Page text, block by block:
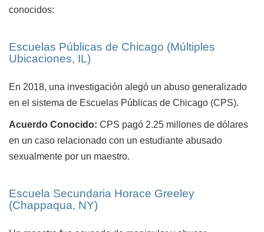
conocidos:
Escuelas Públicas de Chicago (Múltiples
Ubicaciones, IL)
En 2018, una investigación alegó un abuso generalizado
en el sistema de Escuelas Públicas de Chicago (CPS).
Acuerdo Conocido: CPS pagó 2.25 millones de dólares
en un caso relacionado con un estudiante abusado
sexualmente por un maestro.
Escuela Secundaria Horace Greeley
(Chappaqua, NY)